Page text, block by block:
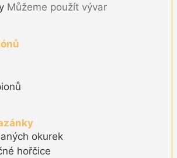
Můžeme použít vývar
okurek
hořčice